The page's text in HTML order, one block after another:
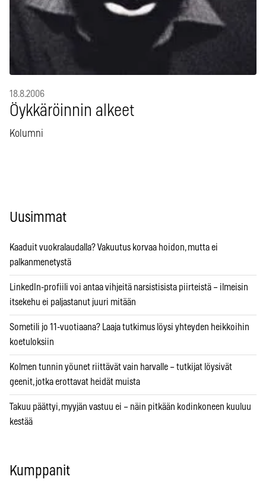
18.8.2006
Öykkäröinnin alkeet
Kolumni
Uusimmat
Kaaduit vuokralaudalla? Vakuutus korvaa hoidon, mutta ei
palkanmenetystä
LinkedIn-profiili voi antaa vihjeitä narsistisista piirteistä – ilmeisin
itsekehu ei paljastanut juuri mitään
Sometili jo 11-vuotiaana? Laaja tutkimus löysi yhteyden heikkoihin
koetuloksiin
Kolmen tunnin yöunet riittävät vain harvalle – tutkijat löysivät
geenit, jotka erottavat heidät muista
Takuu päättyi, myyjän vastuu ei – näin pitkään kodinkoneen kuuluu
kestää
Kumppanit